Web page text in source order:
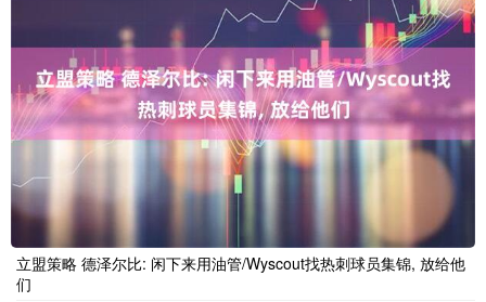
立盟策略 德泽尔比: 闲下来用油管/Wyscout找热刺球员集锦, 放给他
们